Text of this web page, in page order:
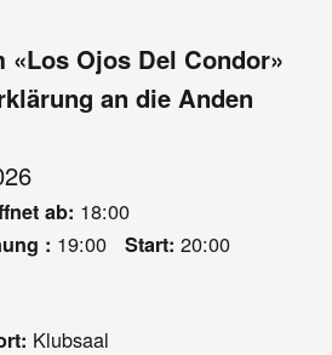
«Los Ojos Del Condor»
an die Anden
ab: 18:00
: 19:00 Start: 20:00
Klubsaal